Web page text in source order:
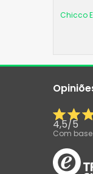
Chicco
4,5/5
Com